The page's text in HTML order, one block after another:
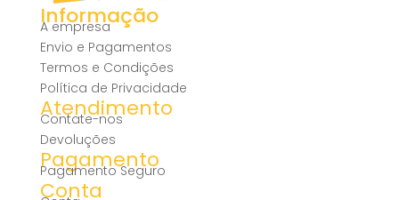
Informação
A empresa
Envio e Pagamentos
Termos e Condições
Política de Privacidade
Atendimento
Contate-nos
Devoluções
Pagamento
Pagamento Seguro
Conta